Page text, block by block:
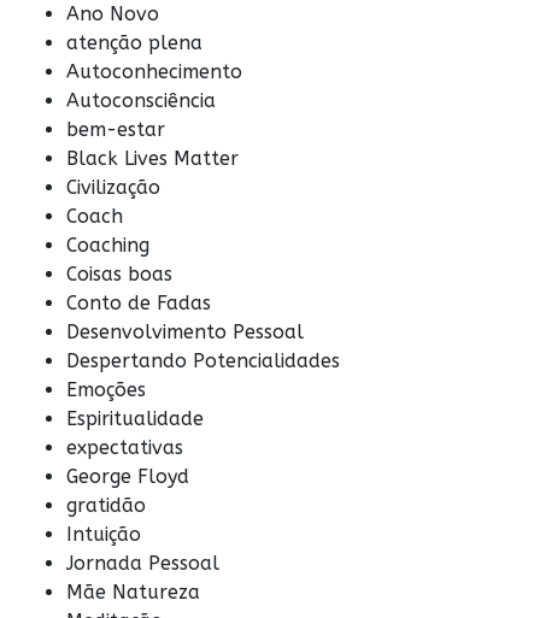
Ano Novo
atenção plena
Autoconhecimento
Autoconsciência
bem-estar
Black Lives Matter
Civilização
Coach
Coaching
Coisas boas
Conto de Fadas
Desenvolvimento Pessoal
Despertando Potencialidades
Emoções
Espiritualidade
expectativas
George Floyd
gratidão
Intuição
Jornada Pessoal
Mãe Natureza